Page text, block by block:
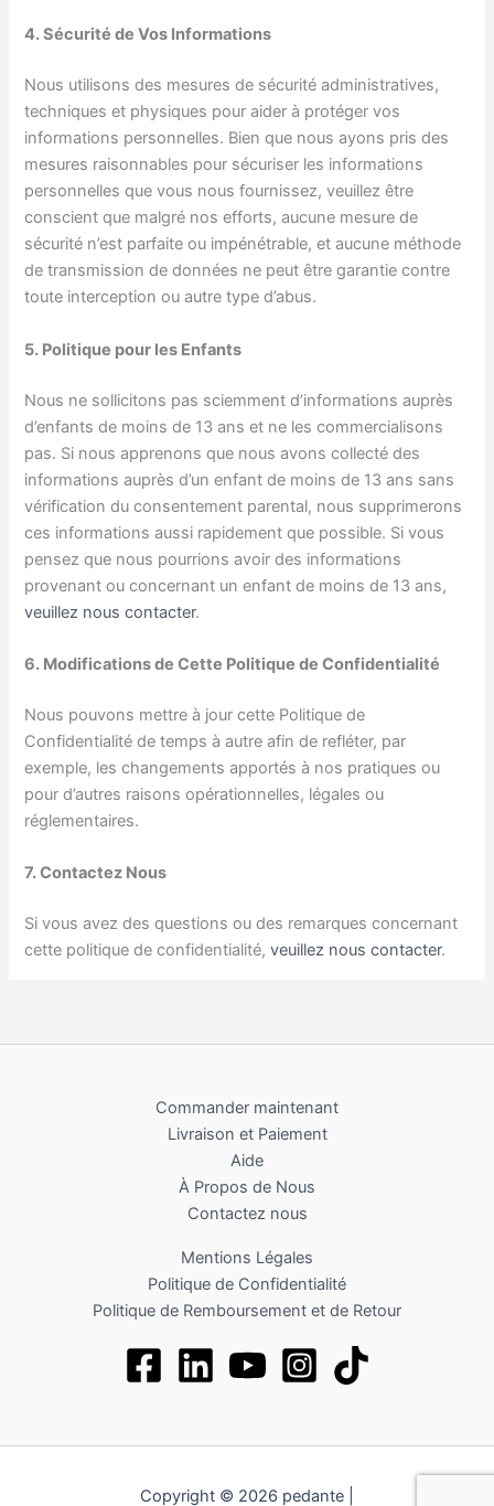
4. Sécurité de Vos Informations
Nous utilisons des mesures de sécurité administratives,
techniques et physiques pour aider à protéger vos
informations personnelles. Bien que nous ayons pris des
mesures raisonnables pour sécuriser les informations
personnelles que vous nous fournissez, veuillez être
conscient que malgré nos efforts, aucune mesure de
sécurité n’est parfaite ou impénétrable, et aucune méthode
de transmission de données ne peut être garantie contre
toute interception ou autre type d’abus.
5. Politique pour les Enfants
Nous ne sollicitons pas sciemment d’informations auprès
d’enfants de moins de 13 ans et ne les commercialisons
pas. Si nous apprenons que nous avons collecté des
informations auprès d’un enfant de moins de 13 ans sans
vérification du consentement parental, nous supprimerons
ces informations aussi rapidement que possible. Si vous
pensez que nous pourrions avoir des informations
provenant ou concernant un enfant de moins de 13 ans,
veuillez nous contacter.
6. Modifications de Cette Politique de Confidentialité
Nous pouvons mettre à jour cette Politique de
Confidentialité de temps à autre afin de refléter, par
exemple, les changements apportés à nos pratiques ou
pour d’autres raisons opérationnelles, légales ou
réglementaires.
7. Contactez Nous
Si vous avez des questions ou des remarques concernant
cette politique de confidentialité,veuillez nous contacter.
Commander maintenant
Livraison et Paiement
Aide
À Propos de Nous
Contactez nous
Mentions Légales
Politique de Confidentialité
Politique de Remboursement et de Retour
Copyright © 2026 pedante |